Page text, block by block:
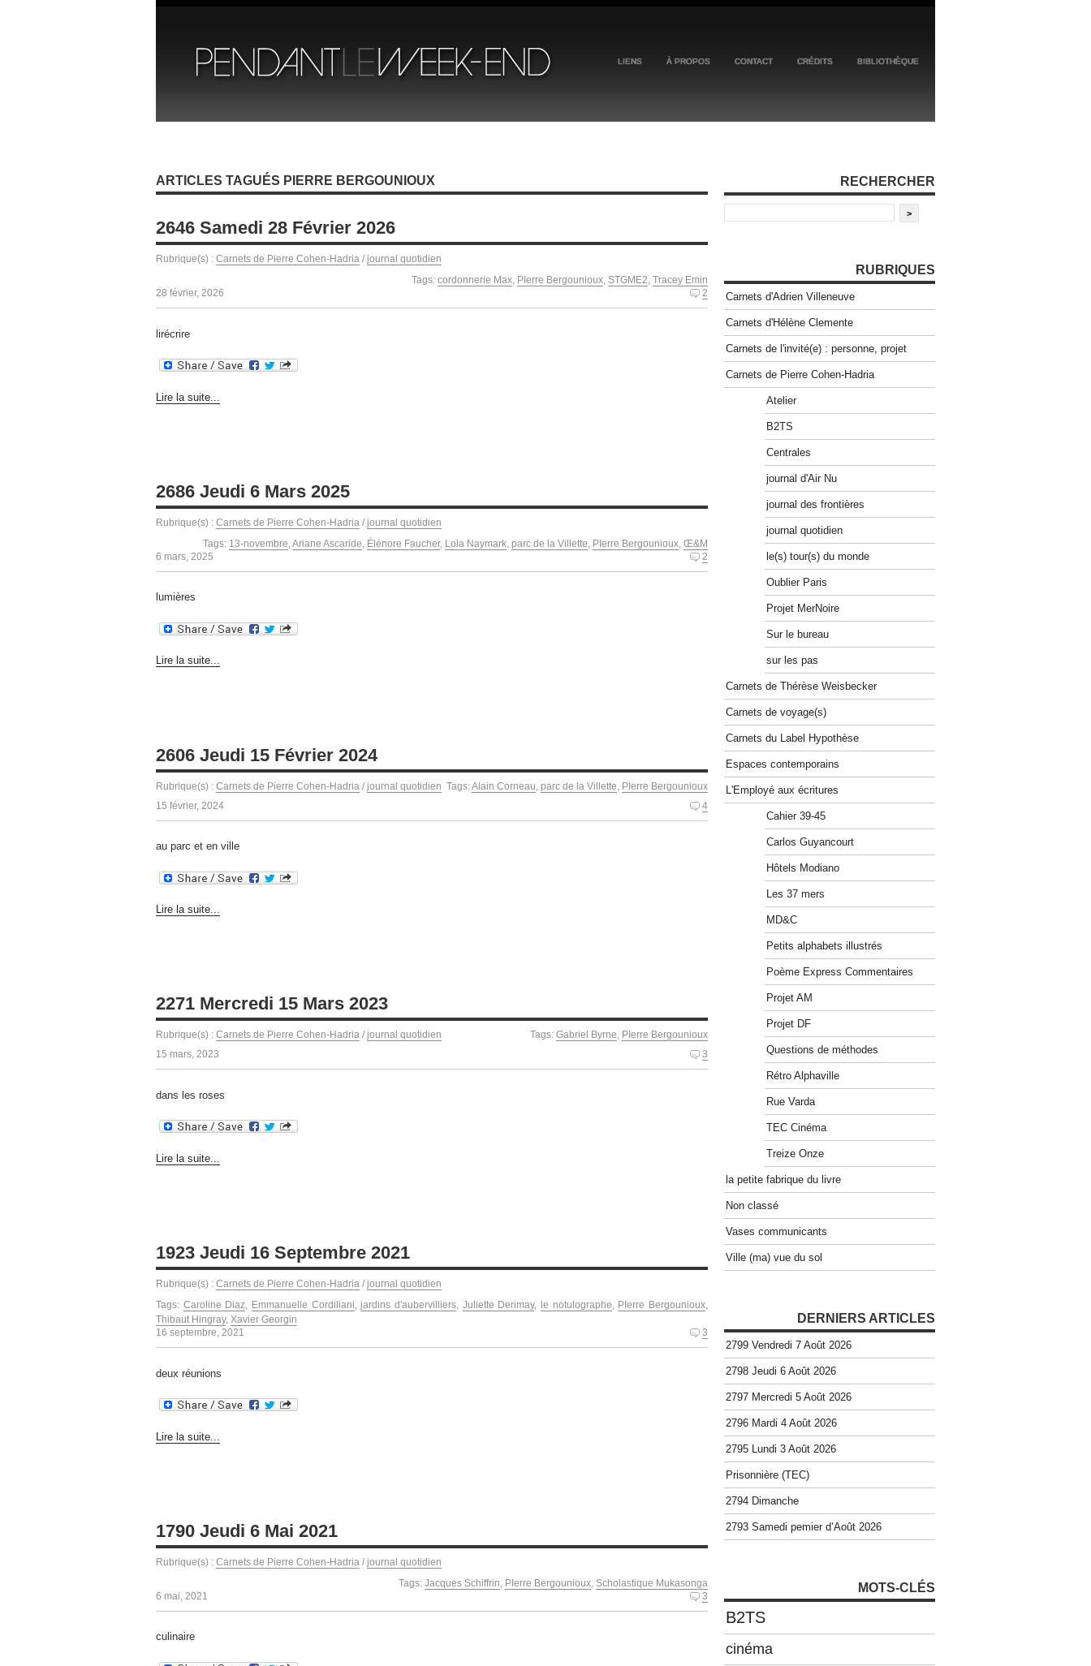
LIENS À PROPOS CONTACT CRÉDITS BIBLIOTHÈQUE
ARTICLES TAGUÉS PIERRE BERGOUNIOUX
2646 Samedi 28 Février 2026
Rubrique(s) : Carnets de Pierre Cohen-Hadria / journal quotidien
Tags: cordonnerie Max, PIerre Bergounioux, STGME2, Tracey Emin
28 février, 2026
2
lirécrire
Lire la suite...
2686 Jeudi 6 Mars 2025
Rubrique(s) : Carnets de Pierre Cohen-Hadria / journal quotidien
Tags: 13-novembre Ariane Ascaride Élénore Faucher, Lola Naymark parc de la Villette PIerre Bergounioux Œ&M
6 mars, 2025
2
lumières
Lire la suite...
2606 Jeudi 15 Février 2024
Rubrique(s) : Carnets de Pierre Cohen-Hadria / journal quotidien Tags:Alain Corneau parc de la Villette PIerre Bergounioux
15 février, 2024
4
au parc et en ville
Lire la suite...
2271 Mercredi 15 Mars 2023
Rubrique(s) : Carnets de Pierre Cohen-Hadria / journal quotidien Tags: Gabriel Byrne, PIerre Bergounioux
15 mars, 2023
3
dans les roses
Lire la suite...
1923 Jeudi 16 Septembre 2021
Rubrique(s) : Carnets de Pierre Cohen-Hadria / journal quotidien
Tags: Caroline Diaz, Emmanuelle Cordiliani,jardins d'aubervilliers, Juliette Derimay, le notulographe, PIerre Bergounioux,
Thibaut Hingray, Xavier Georgin
16 septembre, 2021
3
deux réunions
Lire la suite...
1790 Jeudi 6 Mai 2021
Rubrique(s) : Carnets de Pierre Cohen-Hadria / journal quotidien
Tags: Jacques Schiffrin, PIerre Bergounioux, Scholastique Mukasonga
6 mai, 2021
3
culinaire
RECHERCHER
RUBRIQUES
Carnets d'Adrien Villeneuve
Carnets d'Hélène Clemente
Carnets de l'invité(e) : personne, projet
Carnets de Pierre Cohen-Hadria
Atelier
B2TS
Centrales
journal d'Air Nu
journal des frontières
journal quotidien
le(s) tour(s) du monde
Oublier Paris
Projet MerNoire
Sur le bureau
sur les pas
Carnets de Thérèse Weisbecker
Carnets de voyage(s)
Carnets du Label Hypothèse
Espaces contemporains
L'Employé aux écritures
Cahier 39-45
Carlos Guyancourt
Hôtels Modiano
Les 37 mers
MD&C
Petits alphabets illustrés
Poème Express Commentaires
Projet AM
Projet DF
Questions de méthodes
Rétro Alphaville
Rue Varda
TEC Cinéma
Treize Onze
la petite fabrique du livre
Non classé
Vases communicants
Ville (ma) vue du sol
DERNIERS ARTICLES
2799 Vendredi 7 Août 2026
2798 Jeudi 6 Août 2026
2797 Mercredi 5 Août 2026
2796 Mardi 4 Août 2026
2795 Lundi 3 Août 2026
Prisonnière (TEC)
2794 Dimanche
2793 Samedi pemier d’Août 2026
MOTS-CLÉS
B2TS
cinéma